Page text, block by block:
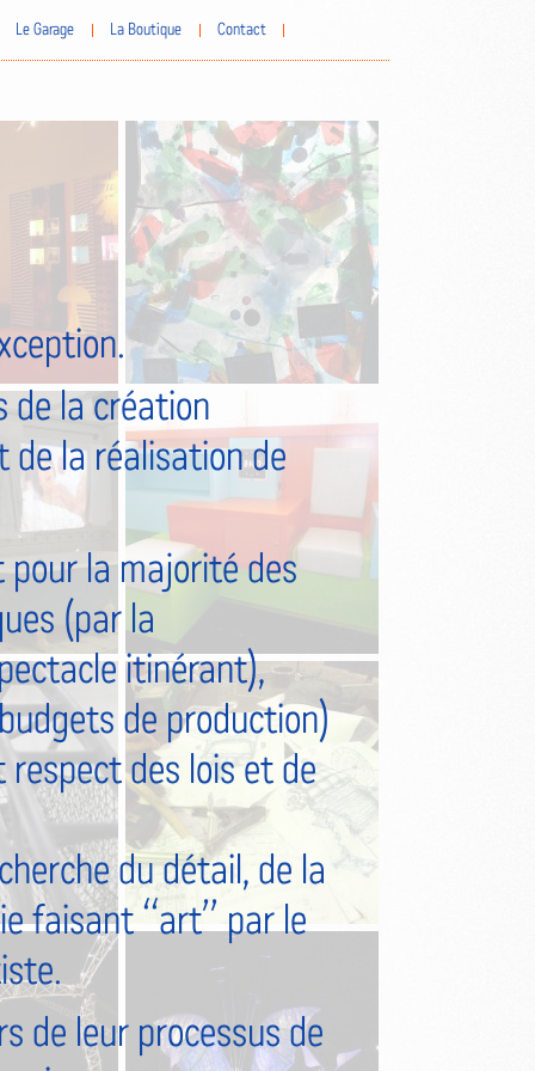
Le Garage La Boutique Contact
de la création
de la réalisation de
pour la majorité des
(par la
itinérant),
de production)
des lois et de
du détail, de la
faisant “art” par le
de leur processus de